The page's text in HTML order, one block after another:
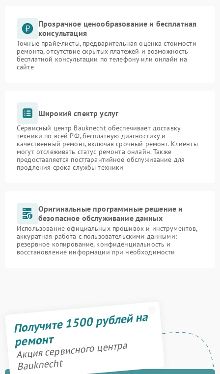
Прозрачное ценообразование и бесплатная
консультация
Точные прайс-листы, предварительная оценка стоимости
ремонта, отсутствие скрытых платежей и возможность
бесплатной консультации по телефону или онлайн на
сайте
Широкий спектр услуг
Сервисный центр Bauknecht обеспечивает доставку
техники по всей РФ, бесплатную диагностику и
качественный ремонт, включая срочный ремонт. Клиенты
могут отслеживать статус ремонта онлайн. Также
предоставляется постгарантийное обслуживание для
продления срока службы техники
Оригинальные программные решение и
безопасное обслуживание данных
Использование официальных прошивок и инструментов,
аккуратная работа с пользовательскими данными:
резервное копирование, конфиденциальность и
восстановление информации при необходимости
Получите 1500 рублей на
ремонт
Акция сервисного центра
Bauknecht